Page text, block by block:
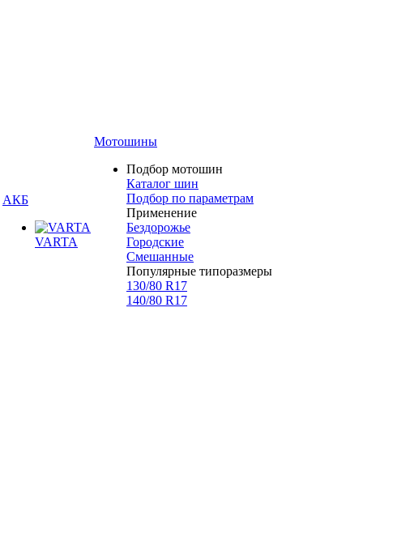
АКБ
VARTA
Мотошины
Подбор мотошин
Каталог шин
Подбор по параметрам
Применение
Бездорожье
Городские
Смешанные
Популярные типоразмеры
130/80 R17
140/80 R17